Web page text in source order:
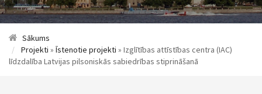
Sākums
Projekti » Īstenotie projekti » Izglītības attīstības centra (IAC)
līdzdalība Latvijas pilsoniskās sabiedrības stiprināšanā